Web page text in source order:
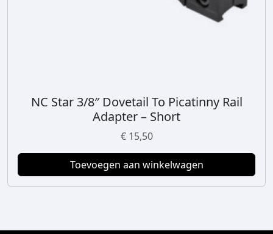
NC Star 3/8″ Dovetail To Picatinny Rail
Adapter – Short
€15,50
Toevoegen aan winkelwagen